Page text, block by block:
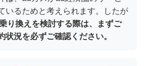
いるためと考えられます。したが
り換えを検討する際は、まずご
状況を必ずご確認ください。